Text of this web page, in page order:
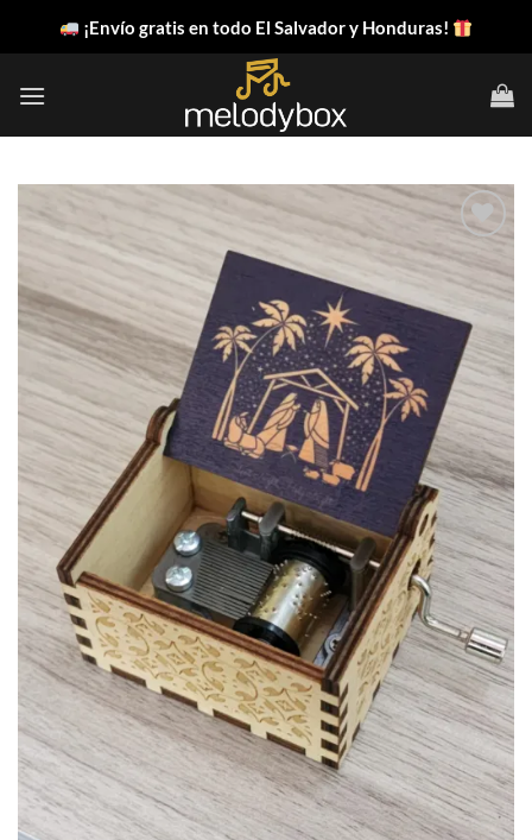
¡Envío gratis en todo El Salvador y Honduras!
Añadir
de
deseos